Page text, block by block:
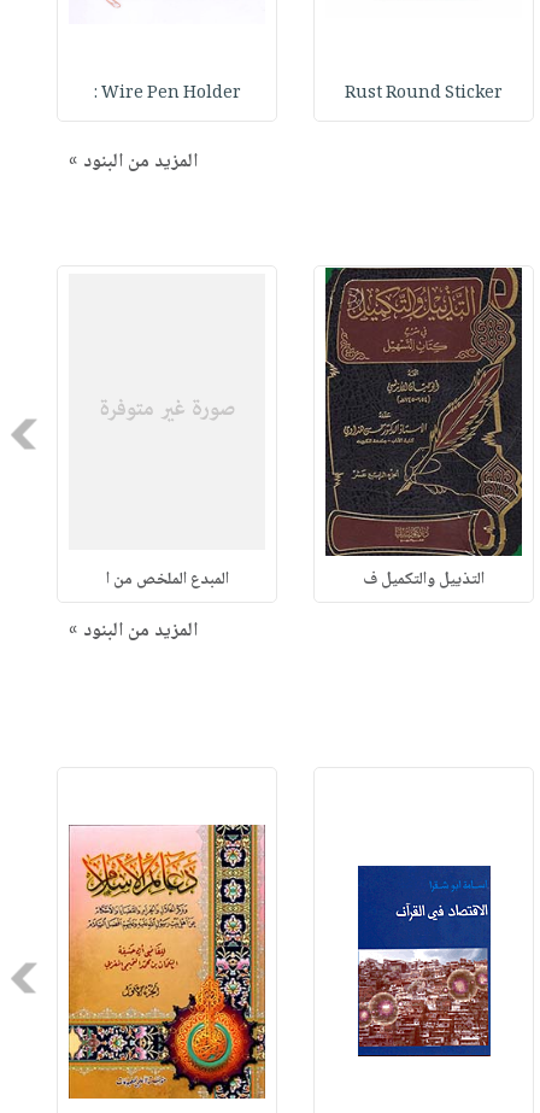
Rust Round Sticker
Wire Pen Holder :
المزيد من البنود »
التذييل والتكميل ف المبدع الملخص من ا
المزيد من البنود »